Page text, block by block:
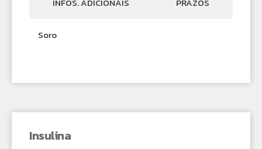
Soro
Insulina